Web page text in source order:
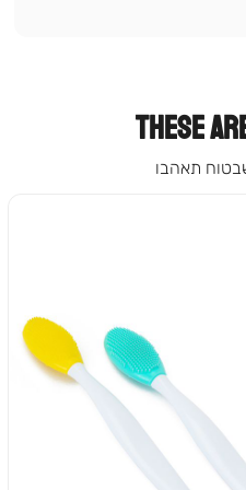
THESE
תאהבו